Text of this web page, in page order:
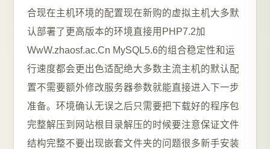
合现在主机环境的配置现在新购的虚拟主机大多默
认部署了更高版本的环境直接用PHP7.2加
WwW.zhaosf.ac.Cn MySQL5.6的组合稳定性和运
行速度都会更出色适配绝大多数主流主机的默认配
置不需要额外修改服务器参数就能直接进入下一步
准备。环境确认无误之后只需要把下载好的程序包
完整解压到网站根目录解压的时候要注意保证文件
结构完整不要出现嵌套文件夹的问题很多新手安装